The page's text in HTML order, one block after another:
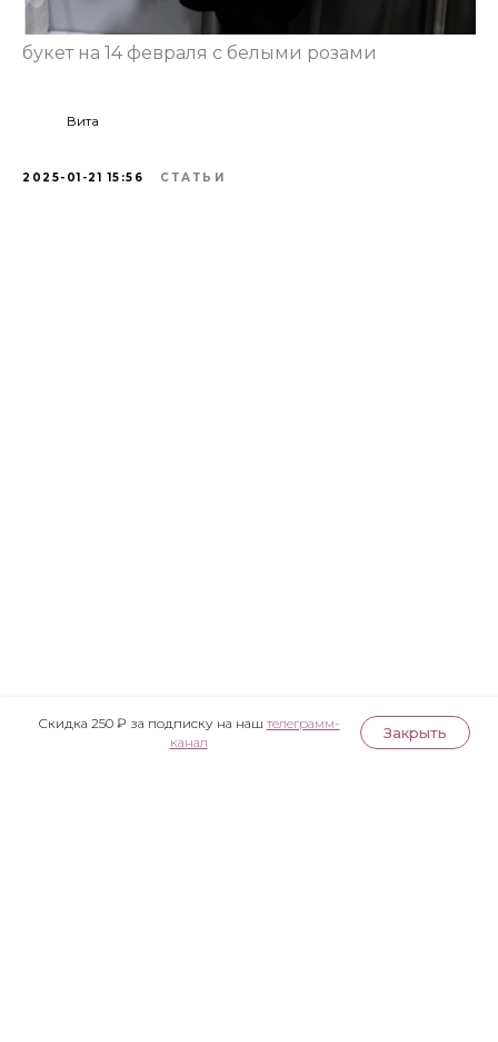
Скидка 250 ₽ за подписку на наш телеграмм-
канал
Закрыть
букет на 14 февраля с белыми розами
Вита
2025-01-21 15:56 СТАТЬИ